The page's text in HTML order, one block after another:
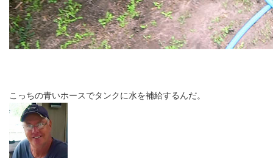
こっちの青いホースでタンクに水を補給するんだ。